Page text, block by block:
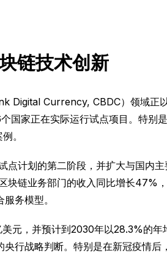
链技术创新
Digital Currency, CBDC）领域正
国家正在实际运行试点项目。特
。
点计划的第二阶段，并扩大与国内
块链业务部门的收入同比增长47%
务模型。
元，并预计到2030年以28.3%的
行战略判断。特别是在新冠疫情后